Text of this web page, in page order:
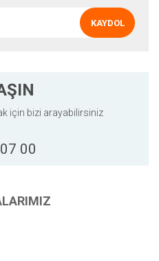
KAYDOL
için bizi arayabilirsiniz
00